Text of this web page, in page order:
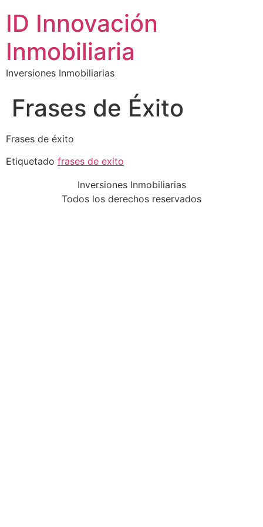
ID Innovación
Inmobiliaria
Inversiones Inmobiliarias
Frases de Éxito
Frases de éxito
Etiquetado frases de exito
Inversiones Inmobiliarias
Todos los derechos reservados